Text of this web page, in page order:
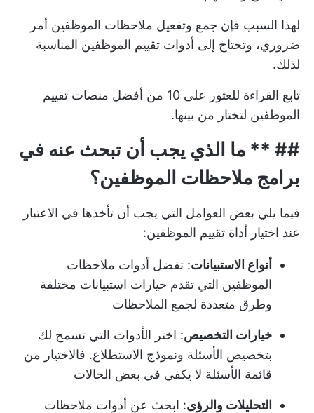
لهذا السبب فإن جمع وتفعيل ملاحظات الموظفين أمر
ضروري، وتحتاج إلى أدوات تقييم الموظفين المناسبة
لذلك.
تابع القراءة للعثور على 10 من أفضل منصات تقييم
الموظفين لتختار من بينها.
## ** ما الذي يجب أن تبحث عنه في
برامج ملاحظات الموظفين؟
فيما يلي بعض العوامل التي يجب أن تأخذها في الاعتبار
عند اختيار أداة تقييم الموظفين:
أنواع الاستبيانات: تفضل أدوات ملاحظات
الموظفين التي تقدم خيارات استبيانات مختلفة
وطرق متعددة لجمع الملاحظات
خيارات التخصيص: اختر الأدوات التي تسمح لك
بتخصيص الأسئلة ونموذج الاستطلاع. فالاختيار من
قائمة الأسئلة لا يكفي في بعض الحالات
التحليلات والرؤى: ابحث عن أدوات ملاحظات